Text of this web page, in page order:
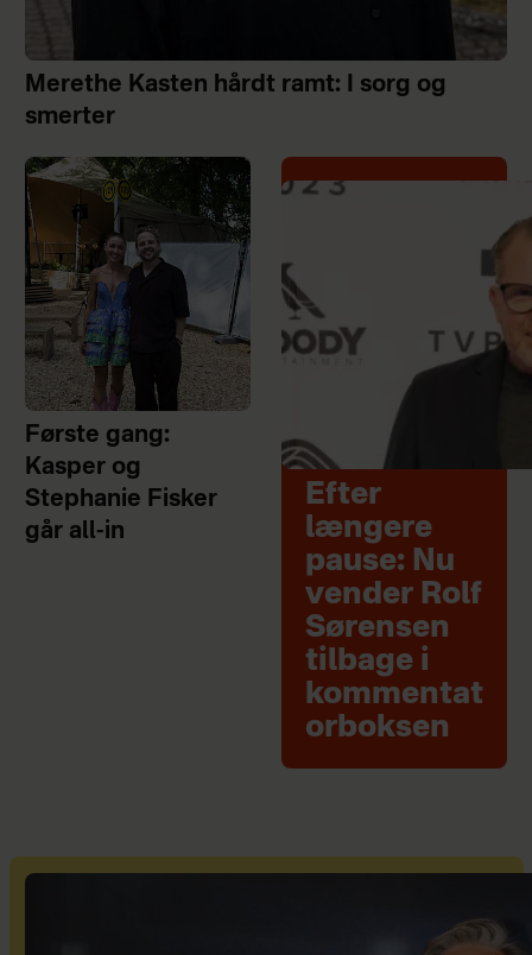
Merethe Kasten hårdt ramt: I sorg og
smerter
Første gang:
Kasper og
Stephanie Fisker
går all-in
Efter
længere
pause: Nu
vender Rolf
Sørensen
tilbage i
kommentat
orboksen